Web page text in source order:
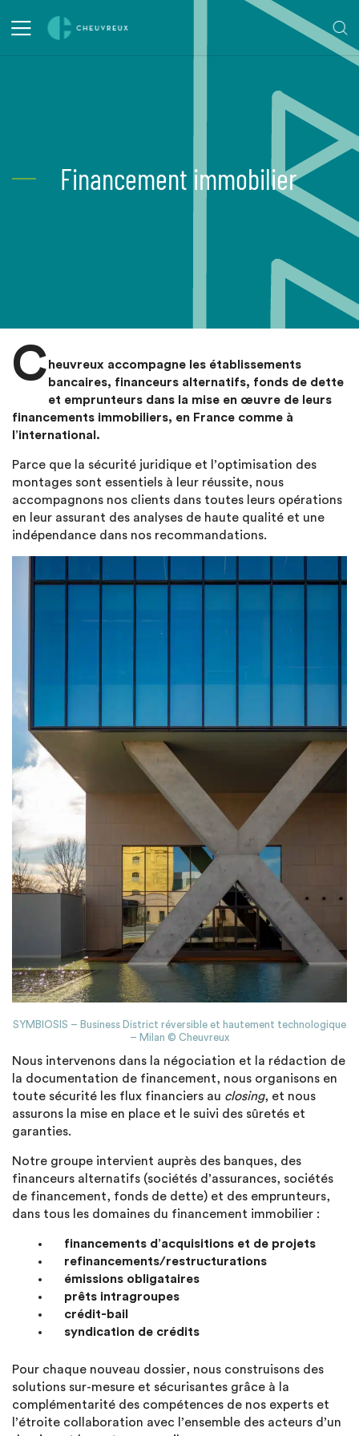
Financement immobilier
C heuvreux accompagne les établissements
bancaires, financeurs alternatifs, fonds de dette
et emprunteurs dans la mise en œuvre de leurs
financements immobiliers, en France comme à
l’international.
Parce que la sécurité juridique et l’optimisation des
montages sont essentiels à leur réussite, nous
accompagnons nos clients dans toutes leurs opérations
en leur assurant des analyses de haute qualité et une
indépendance dans nos recommandations.
SYMBIOSIS – Business District réversible et hautement technologique
– Milan © Cheuvreux
Nous intervenons dans la négociation et la rédaction de
la documentation de financement, nous organisons en
toute sécurité les flux financiers au closing, et nous
assurons la mise en place et le suivi des sûretés et
garanties.
Notre groupe intervient auprès des banques, des
financeurs alternatifs (sociétés d’assurances, sociétés
de financement, fonds de dette) et des emprunteurs,
dans tous les domaines du financement immobilier :
financements d’acquisitions et de projets
refinancements/restructurations
émissions obligataires
prêts intragroupes
crédit-bail
syndication de crédits
Pour chaque nouveau dossier, nous construisons des
solutions sur-mesure et sécurisantes grâce à la
complémentarité des compétences de nos experts et
l’étroite collaboration avec l’ensemble des acteurs d’un